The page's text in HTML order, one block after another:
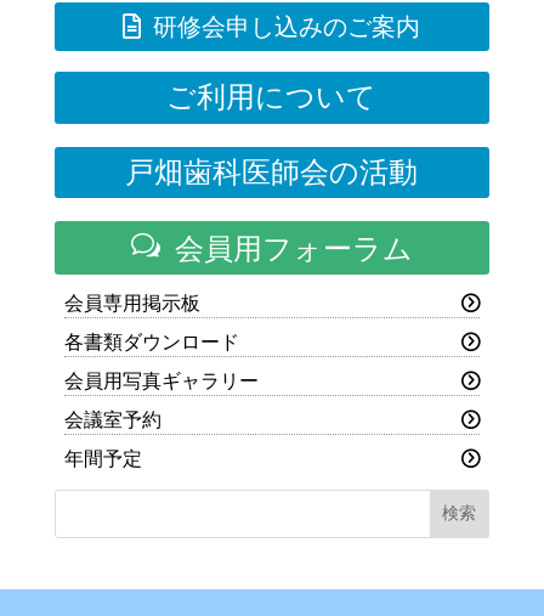
 研修会申し込みのご案内
ご利用について
戸畑歯科医師会の活動
w 会員用フォーラム
会員専用掲示板
各書類ダウンロード
会員用写真ギャラリー
会議室予約
年間予定